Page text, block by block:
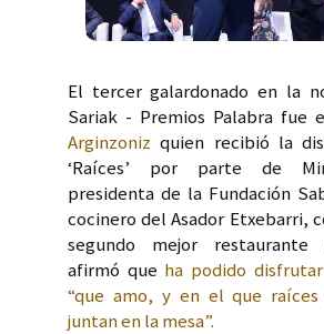
El tercer galardonado en la
Sariak - Premios Palabra fue
Arginzoniz quien recibió la
‘Raíces’ por parte de
presidenta de la Fundación
cocinero del Asador Etxebarri,
segundo mejor
afirmó que ha podido
“que amo, y en el que
juntan en la mesa”.